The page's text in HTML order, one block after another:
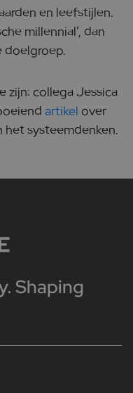
en leefstijlen.
millennial’, dan
doelgroep.
zijn: collega Jessica
artikel over
het systeemdenken.
Shaping